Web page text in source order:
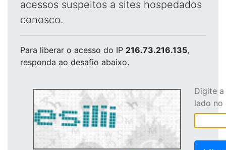
acessos suspeitos a sites hospedados
conosco.
Para liberar o acesso do IP 216.73.216.135,
responda ao desafio abaixo.
Digite
lado no